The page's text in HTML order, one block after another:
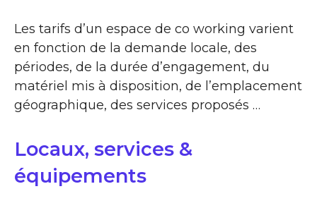
Les tarifs d’un espace de co working varient
en fonction de la demande locale, des
périodes, de la durée d’engagement, du
matériel mis à disposition, de l’emplacement
géographique, des services proposés …
Locaux, services &
équipements